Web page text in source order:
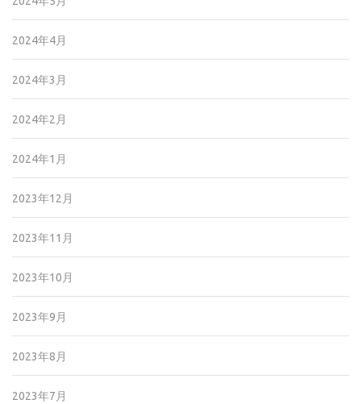
2024年4月
2024年3月
2024年2月
2024年1月
2023年12月
2023年11月
2023年10月
2023年9月
2023年8月
2023年7月